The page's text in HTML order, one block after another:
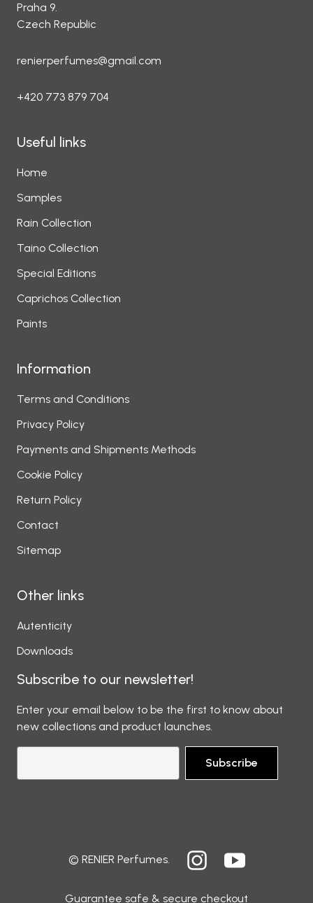
Praha 9.
Czech Republic
renierperfumes@gmail.com
+420 773 879 704
Useful links
Home
Samples
Rain Collection
Taino Collection
Special Editions
Caprichos Collection
Paints
Information
Terms and Conditions
Privacy Policy
Payments and Shipments Methods
Cookie Policy
Return Policy
Contact
Sitemap
Other links
Autenticity
Downloads
Subscribe to our newsletter!
Enter your email below to be the first to know about
new collections and product launches.
Subscribe
© RENIER Perfumes.
Guarantee safe & secure checkout